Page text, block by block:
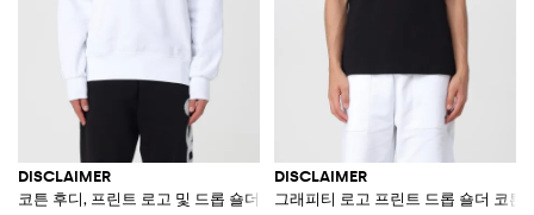
DISCLAIMER
코튼 후디, 프린트 로고 및 드롭 숄더
DISCLAIMER
그래피티 로고 프린트 드롭 숄더 코튼